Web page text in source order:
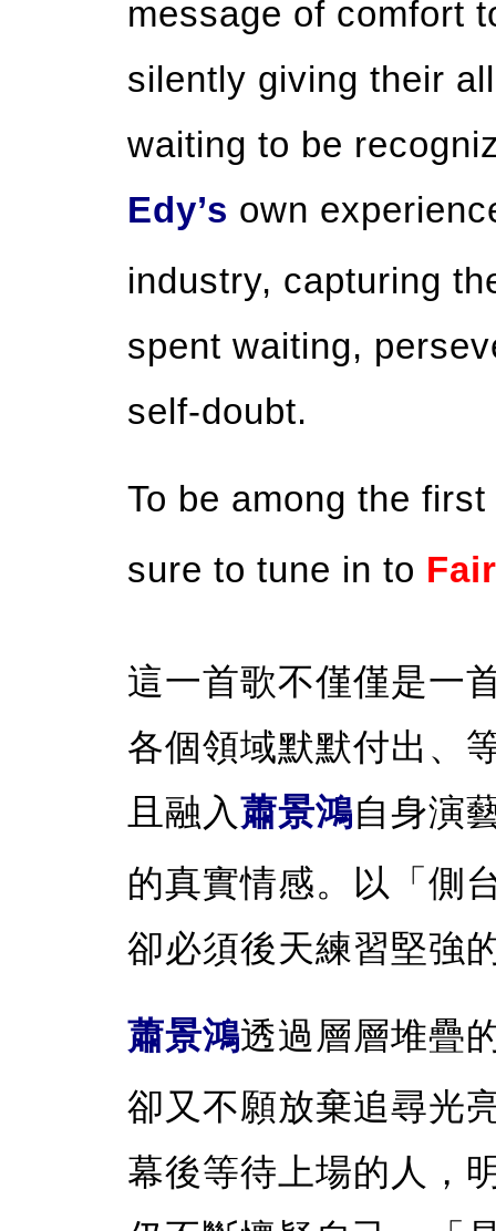
message of comfort
silently giving their
waiting to be
Edy’s own
industry, capturing
spent waiting,
self-doubt.
To be among the
sure to tune in to
這一首歌不僅僅是一
各個領域默默付出、
且融入蕭景鴻自身演
的真實情感。以「側
卻必須後天練習堅強
蕭景鴻透過層層堆疊
卻又不願放棄追尋光
幕後等待上場的人，